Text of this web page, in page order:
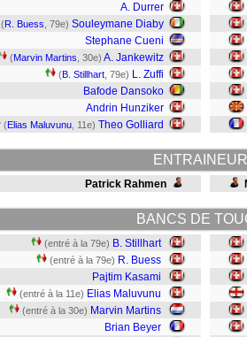
A. Durrer
(R. Buess , 79e) Souleymane Diaby
Stephane Cueni
(Marvin Martins , 30e) A. Jankewitz
(B. Stillhart , 79e) L. Zuffi
Bafode Dansoko
Andrin Hunziker
(Elias Maluvunu , 11e) Theo Golliard
Patrick Rahmen
BANCS DE
(entré à la 79e) B. Stillhart
(entré à la 79e) R. Buess
Pajtim Kasami
(entré à la 11e) Elias Maluvunu
(entré à la 30e) Marvin Martins
Brian Beyer